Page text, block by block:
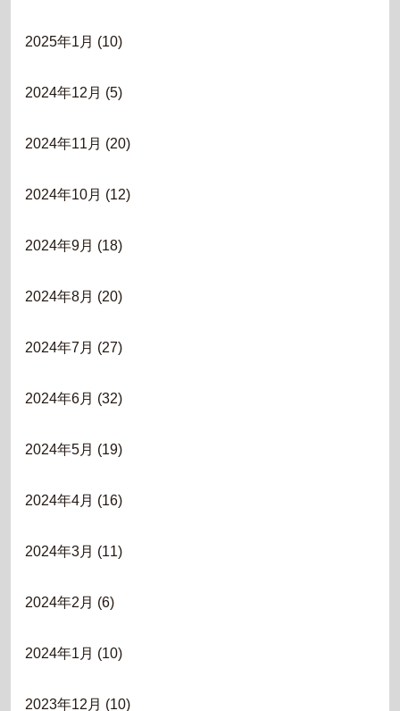
2025年1月 (10)
2024年12月 (5)
2024年11月 (20)
2024年10月 (12)
2024年9月 (18)
2024年8月 (20)
2024年7月 (27)
2024年6月 (32)
2024年5月 (19)
2024年4月 (16)
2024年3月 (11)
2024年2月 (6)
2024年1月 (10)
2023年12月 (10)